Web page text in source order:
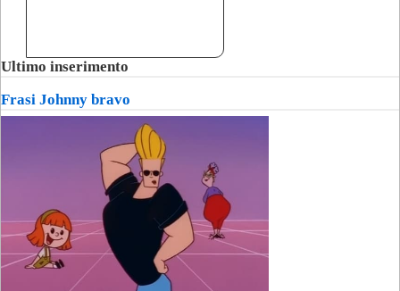
Ultimo inserimento
Frasi Johnny bravo